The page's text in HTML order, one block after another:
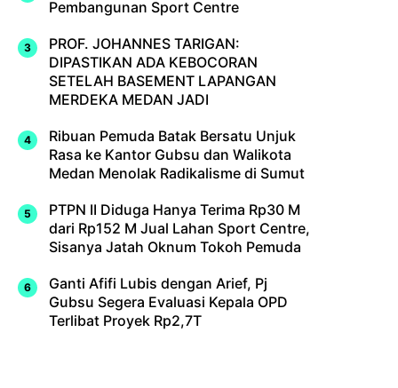
Pembangunan Sport Centre
PROF. JOHANNES TARIGAN:
DIPASTIKAN ADA KEBOCORAN
SETELAH BASEMENT LAPANGAN
MERDEKA MEDAN JADI
Ribuan Pemuda Batak Bersatu Unjuk
Rasa ke Kantor Gubsu dan Walikota
Medan Menolak Radikalisme di Sumut
PTPN II Diduga Hanya Terima Rp30 M
dari Rp152 M Jual Lahan Sport Centre,
Sisanya Jatah Oknum Tokoh Pemuda
Ganti Afifi Lubis dengan Arief, Pj
Gubsu Segera Evaluasi Kepala OPD
Terlibat Proyek Rp2,7T